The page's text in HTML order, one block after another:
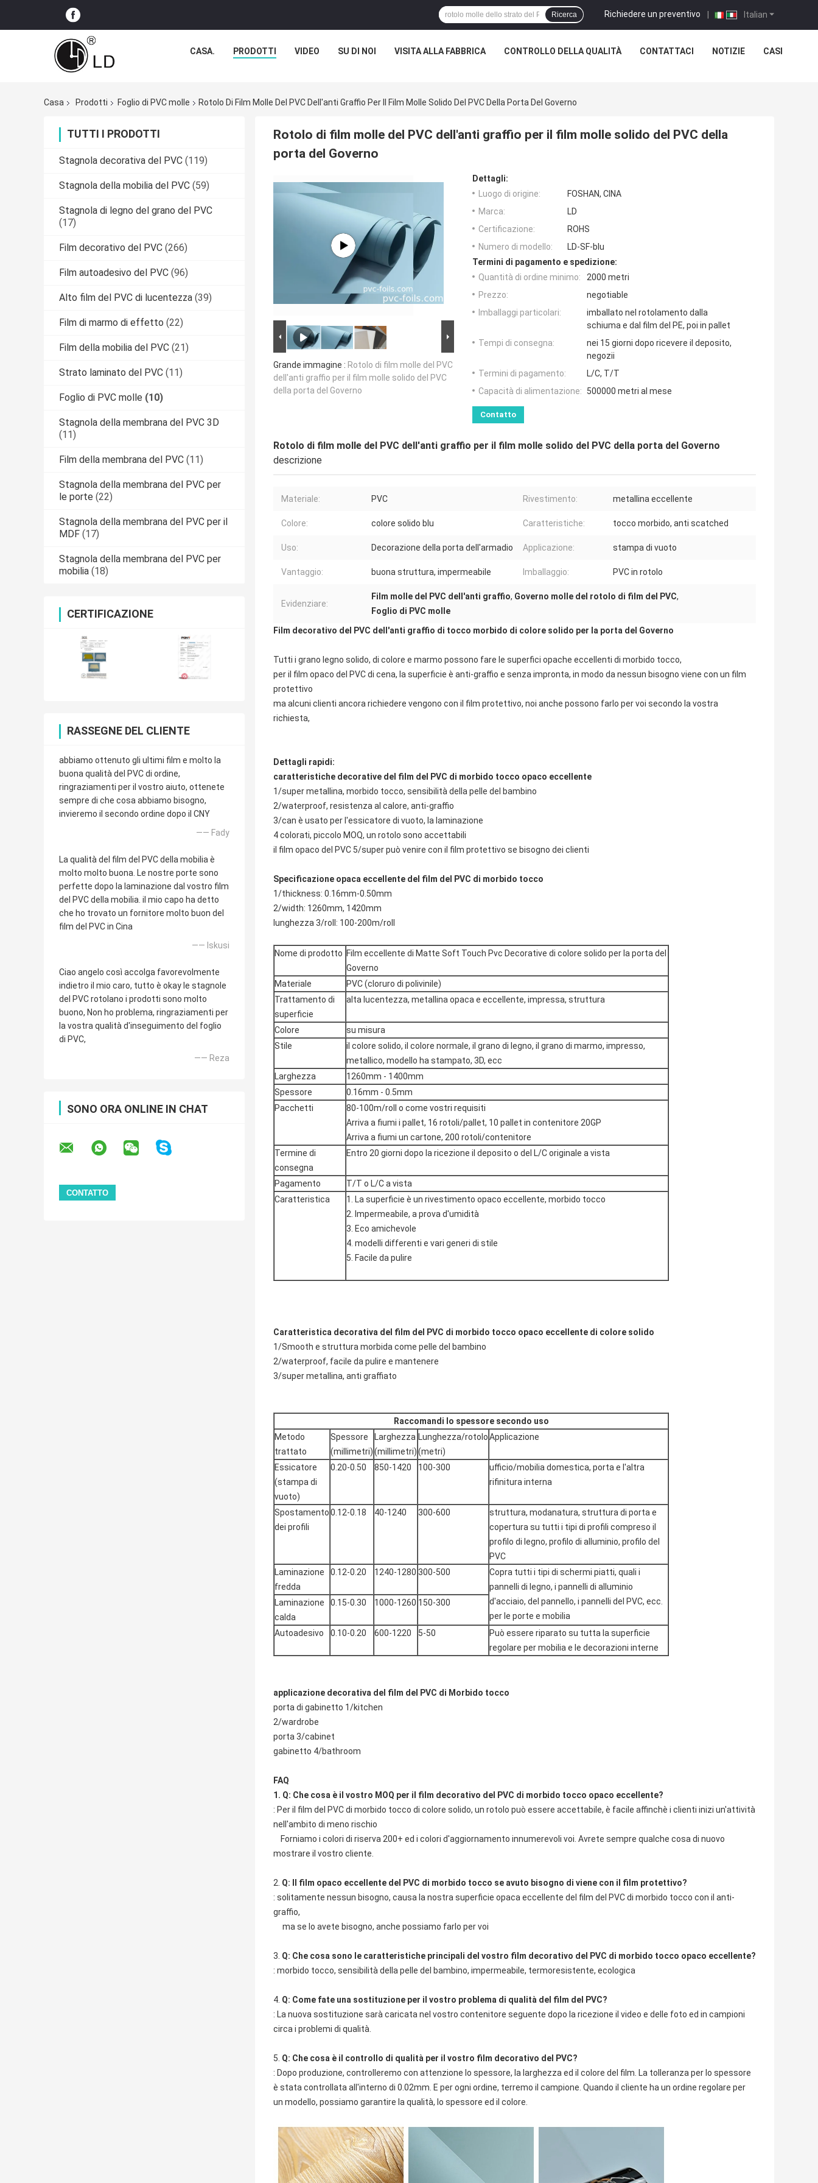
Italian
Richiedere un preventivo |
Ricerca
CASA. PRODOTTI VIDEO SU DI NOI VISITA ALLA FABBRICA CONTROLLO DELLA QUALITÀ CONTATTACI NOTIZIE CASI
Casa Prodotti Foglio di PVC molle Rotolo Di Film Molle Del PVC Dell'anti Graffio Per Il Film Molle Solido Del PVC Della Porta Del Governo
TUTTI I PRODOTTI
Stagnola decorativa del PVC (119)
Stagnola della mobilia del PVC (59)
Stagnola di legno del grano del PVC
(17)
Film decorativo del PVC (266)
Film autoadesivo del PVC (96)
Alto film del PVC di lucentezza (39)
Film di marmo di effetto (22)
Film della mobilia del PVC (21)
Strato laminato del PVC (11)
Foglio di PVC molle (10)
Stagnola della membrana del PVC 3D
(11)
Film della membrana del PVC (11)
Stagnola della membrana del PVC per
le porte (22)
Stagnola della membrana del PVC per il
MDF (17)
Stagnola della membrana del PVC per
mobilia (18)
CERTIFICAZIONE
RASSEGNE DEL CLIENTE
abbiamo ottenuto gli ultimi film e molto la
buona qualità del PVC di ordine,
ringraziamenti per il vostro aiuto, ottenete
sempre di che cosa abbiamo bisogno,
invieremo il secondo ordine dopo il CNY
—— Fady
La qualità del film del PVC della mobilia è
molto molto buona. Le nostre porte sono
perfette dopo la laminazione dal vostro film
del PVC della mobilia. il mio capo ha detto
che ho trovato un fornitore molto buon del
film del PVC in Cina
—— Iskusi
Ciao angelo così accolga favorevolmente
indietro il mio caro, tutto è okay le stagnole
del PVC rotolano i prodotti sono molto
buono, Non ho problema, ringraziamenti per
la vostra qualità d'inseguimento del foglio
di PVC,
—— Reza
SONO ORA ONLINE IN CHAT
Rotolo di film molle del PVC dell'anti graffio per il film molle solido del PVC della
porta del Governo
Grande immagine : Rotolo di film molle del PVC
dell'anti graffio per il film molle solido del PVC
della porta del Governo
Dettagli:
Luogo di origine:
FOSHAN, CINA
Marca:
LD
Certificazione:
ROHS
Numero di modello:
LD-SF-blu
Termini di pagamento e spedizione:
Quantità di ordine minimo:
2000 metri
Prezzo:
negotiable
Imballaggi particolari:
imballato nel rotolamento dalla
schiuma e dal film del PE, poi in pallet
Tempi di consegna:
nei 15 giorni dopo ricevere il deposito,
negozii
Termini di pagamento:
L/C, T/T
Capacità di alimentazione:
500000 metri al mese
Contatto
Rotolo di film molle del PVC dell'anti graffio per il film molle solido del PVC della porta del Governo
descrizione
Materiale: PVC Rivestimento: metallina eccellente
Colore: colore solido blu Caratteristiche: tocco morbido, anti scatched
Uso: Decorazione della porta dell'armadio Applicazione: stampa di vuoto
Vantaggio: buona struttura, impermeabile Imballaggio: PVC in rotolo
Evidenziare:
Film molle del PVC dell'anti graffio, Governo molle del rotolo di film del PVC,
Foglio di PVC molle
Film decorativo del PVC dell'anti graffio di tocco morbido di colore solido per la porta del Governo
Tutti i grano legno solido, di colore e marmo possono fare le superfici opache eccellenti di morbido tocco,
per il film opaco del PVC di cena, la superficie è anti-graffio e senza impronta, in modo da nessun bisogno viene con un film
protettivo
ma alcuni clienti ancora richiedere vengono con il film protettivo, noi anche possono farlo per voi secondo la vostra
richiesta,
Dettagli rapidi:
caratteristiche decorative del film del PVC di morbido tocco opaco eccellente
1/super metallina, morbido tocco, sensibilità della pelle del bambino
2/waterproof, resistenza al calore, anti-graffio
3/can è usato per l'essicatore di vuoto, la laminazione
4 colorati, piccolo MOQ, un rotolo sono accettabili
il film opaco del PVC 5/super può venire con il film protettivo se bisogno dei clienti
Specificazione opaca eccellente del film del PVC di morbido tocco
1/thickness: 0.16mm-0.50mm
2/width: 1260mm, 1420mm
lunghezza 3/roll: 100-200m/roll
Nome di prodotto Film eccellente di Matte Soft Touch Pvc Decorative di colore solido per la porta del
Governo
Materiale
PVC (cloruro di polivinile)
Trattamento di
superficie
alta lucentezza, metallina opaca e eccellente, impressa, struttura
Colore
su misura
Stile
il colore solido, il colore normale, il grano di legno, il grano di marmo, impresso,
metallico, modello ha stampato, 3D, ecc
Larghezza
1260mm - 1400mm
Spessore
0.16mm - 0.5mm
Pacchetti
80-100m/roll o come vostri requisiti
Arriva a fiumi i pallet, 16 rotoli/pallet, 10 pallet in contenitore 20GP
Arriva a fiumi un cartone, 200 rotoli/contenitore
Termine di
consegna
Entro 20 giorni dopo la ricezione il deposito o del L/C originale a vista
Pagamento
T/T o L/C a vista
Caratteristica
1. La superficie è un rivestimento opaco eccellente, morbido tocco
2. Impermeabile, a prova d'umidità
3. Eco amichevole
4. modelli differenti e vari generi di stile
5. Facile da pulire
Caratteristica decorativa del film del PVC di morbido tocco opaco eccellente di colore solido
1/Smooth e struttura morbida come pelle del bambino
2/waterproof, facile da pulire e mantenere
3/super metallina, anti graffiato
Raccomandi lo spessore secondo uso
Metodo
trattato
Spessore
(millimetri)
Larghezza
(millimetri)
Lunghezza/rotolo
(metri)
Applicazione
Essicatore
(stampa di
vuoto)
0.20-0.50 850-1420 100-300
ufficio/mobilia domestica, porta e l'altra
rifinitura interna
Spostamento
dei profili
0.12-0.18 40-1240 300-600
struttura, modanatura, struttura di porta e
copertura su tutti i tipi di profili compreso il
profilo di legno, profilo di alluminio, profilo del
PVC
Laminazione
fredda
0.12-0.20 1240-1280 300-500
Copra tutti i tipi di schermi piatti, quali i
pannelli di legno, i pannelli di alluminio
d'acciaio, del pannello, i pannelli del PVC, ecc.
per le porte e mobilia
Laminazione
calda
0.15-0.30 1000-1260 150-300
Autoadesivo 0.10-0.20 600-1220 5-50
Può essere riparato su tutta la superficie
regolare per mobilia e le decorazioni interne
applicazione decorativa del film del PVC di Morbido tocco
porta di gabinetto 1/kitchen
2/wardrobe
porta 3/cabinet
gabinetto 4/bathroom
FAQ
1. Q: Che cosa è il vostro MOQ per il film decorativo del PVC di morbido tocco opaco eccellente?
: Per il film del PVC di morbido tocco di colore solido, un rotolo può essere accettabile, è facile affinchè i clienti inizi un'attività
nell'ambito di meno rischio
Forniamo i colori di riserva 200+ ed i colori d'aggiornamento innumerevoli voi. Avrete sempre qualche cosa di nuovo
mostrare il vostro cliente.
2. Q: Il film opaco eccellente del PVC di morbido tocco se avuto bisogno di viene con il film protettivo?
: solitamente nessun bisogno, causa la nostra superficie opaca eccellente del film del PVC di morbido tocco con il anti-
graffio,
ma se lo avete bisogno, anche possiamo farlo per voi
3. Q: Che cosa sono le caratteristiche principali del vostro film decorativo del PVC di morbido tocco opaco eccellente?
: morbido tocco, sensibilità della pelle del bambino, impermeabile, termoresistente, ecologica
4. Q: Come fate una sostituzione per il vostro problema di qualità del film del PVC?
: La nuova sostituzione sarà caricata nel vostro contenitore seguente dopo la ricezione il video e delle foto ed in campioni
circa i problemi di qualità.
5. Q: Che cosa è il controllo di qualità per il vostro film decorativo del PVC?
: Dopo produzione, controlleremo con attenzione lo spessore, la larghezza ed il colore del film. La tolleranza per lo spessore
è stata controllata all'interno di 0.02mm. E per ogni ordine, terremo il campione. Quando il cliente ha un ordine regolare per
un modello, possiamo garantire la qualità, lo spessore ed il colore.